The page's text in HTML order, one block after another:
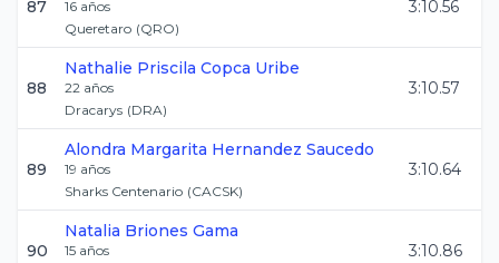
87 16 años
Queretaro (QRO)
3:10.56
88
Nathalie Priscila Copca Uribe
22 años
Dracarys (DRA)
3:10.57
89
Alondra Margarita Hernandez Saucedo
19 años
Sharks Centenario (CACSK)
3:10.64
90
Natalia Briones Gama
15 años
3:10.86